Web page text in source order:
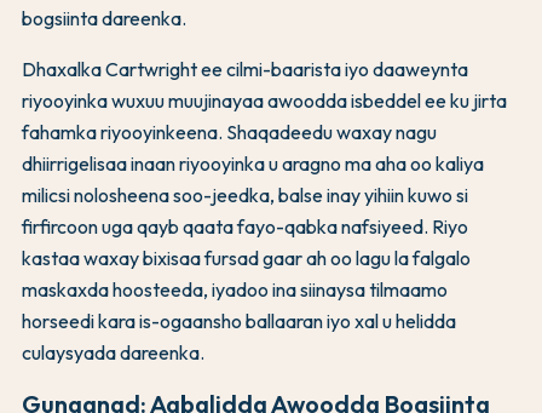
bogsiinta dareenka.
Dhaxalka Cartwright ee cilmi-baarista iyo daaweynta
riyooyinka wuxuu muujinayaa awoodda isbeddel ee ku jirta
fahamka riyooyinkeena. Shaqadeedu waxay nagu
dhiirrigelisaa inaan riyooyinka u aragno ma aha oo kaliya
milicsi nolosheena soo-jeedka, balse inay yihiin kuwo si
firfircoon uga qayb qaata fayo-qabka nafsiyeed. Riyo
kastaa waxay bixisaa fursad gaar ah oo lagu la falgalo
maskaxda hoosteeda, iyadoo ina siinaysa tilmaamo
horseedi kara is-ogaansho ballaaran iyo xal u helidda
culaysyada dareenka.
Gunaanad: Aqbalidda Awoodda Bogsiinta